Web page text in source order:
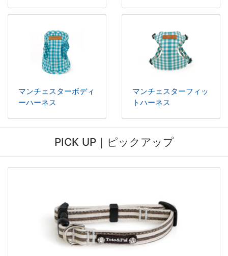
マンチェスターボディ
ーハーネス
マンチェスターフィッ
トハーネス
PICK UP｜ピックアップ